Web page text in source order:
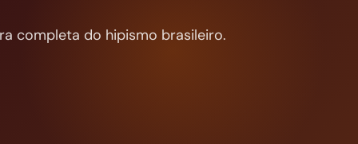
completa do hipismo brasileiro.